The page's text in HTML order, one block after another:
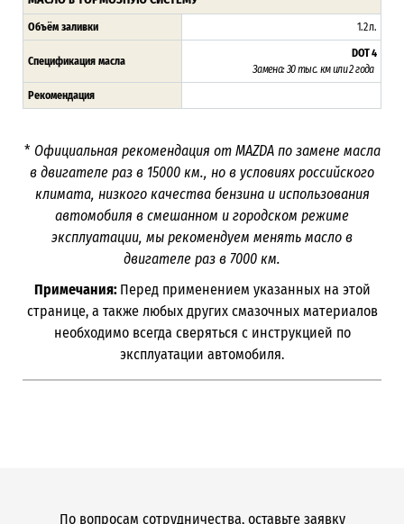
Объём заливки 1.2 л.
Спецификация масла
DOT 4
Замена: 30 тыс. км или 2 года
Рекомендация
* Официальная рекомендация от MAZDA по замене масла
в двигателе раз в 15000 км., но в условиях российского
климата, низкого качества бензина и использования
автомобиля в смешанном и городском режиме
эксплуатации, мы рекомендуем менять масло в
двигателе раз в 7000 км.
Примечания: Перед применением указанных на этой
странице, а также любых других смазочных материалов
необходимо всегда сверяться с инструкцией по
эксплуатации автомобиля.
По вопросам сотрудничества, оставьте заявку